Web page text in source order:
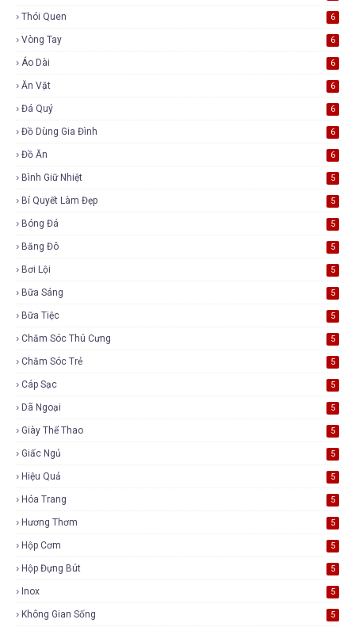
Thói Quen 6
Vòng Tay 6
Áo Dài 6
Ăn Vặt 6
Đá Quý 6
Đồ Dùng Gia Đình 6
Đồ Ăn 6
Bình Giữ Nhiệt 5
Bí Quyết Làm Đẹp 5
Bóng Đá 5
Băng Đô 5
Bơi Lội 5
Bữa Sáng 5
Bữa Tiệc 5
Chăm Sóc Thú Cưng 5
Chăm Sóc Trẻ 5
Cáp Sạc 5
Dã Ngoại 5
Giày Thể Thao 5
Giấc Ngủ 5
Hiệu Quả 5
Hóa Trang 5
Hương Thơm 5
Hộp Cơm 5
Hộp Đựng Bút 5
Inox 5
Không Gian Sống 5